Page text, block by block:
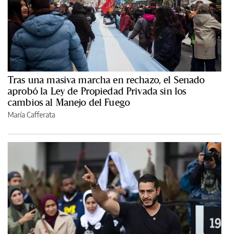
Tras una masiva marcha en rechazo, el Senado
aprobó la Ley de Propiedad Privada sin los
cambios al Manejo del Fuego
María Cafferata